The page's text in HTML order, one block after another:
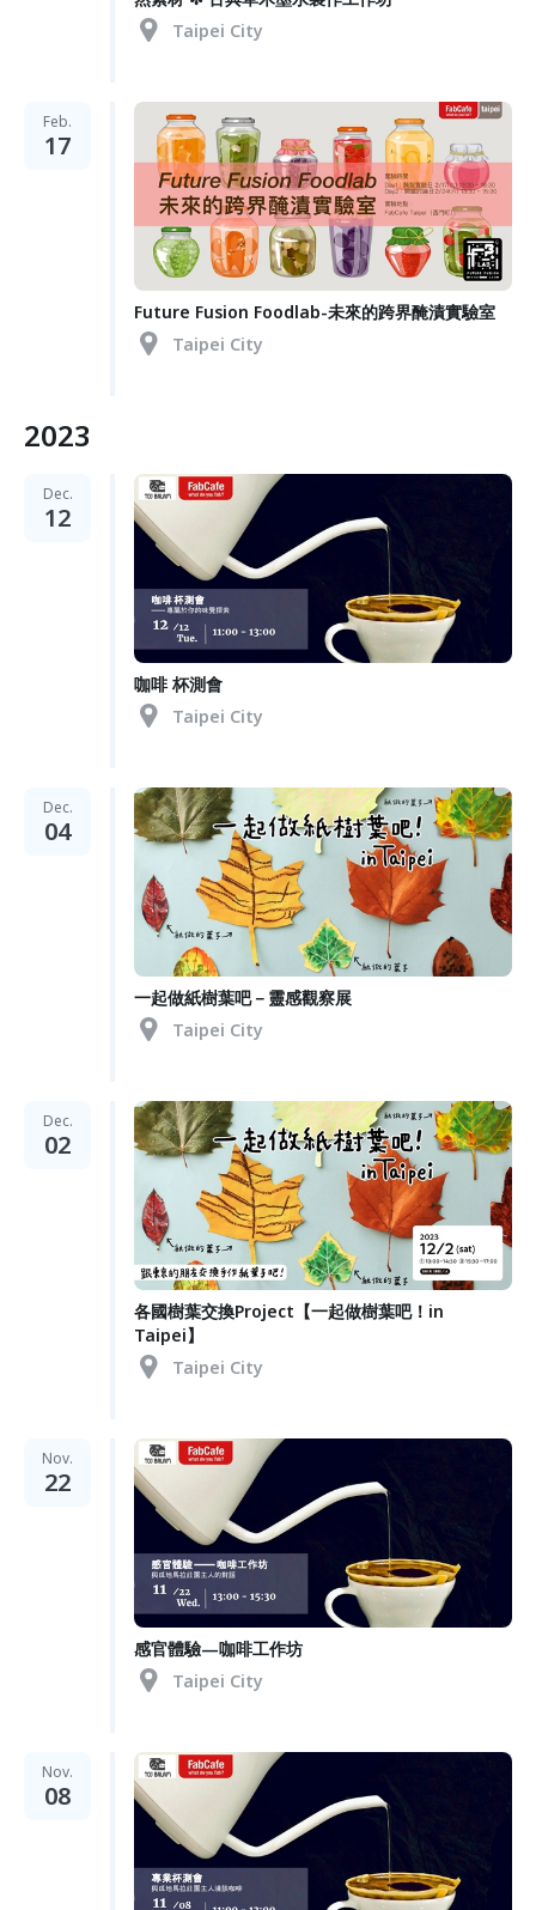
Taipei City
Feb.
17
Future Fusion Foodlab-未來的跨界醃漬實驗室
Taipei City
2023
Dec.
12
咖啡 杯測會
Taipei City
Dec.
04
一起做紙樹葉吧－靈感觀察展
Taipei City
Dec.
02
各國樹葉交換Project【一起做樹葉吧！in
Taipei】
Taipei City
Nov.
22
感官體驗—咖啡工作坊
Taipei City
Nov.
08